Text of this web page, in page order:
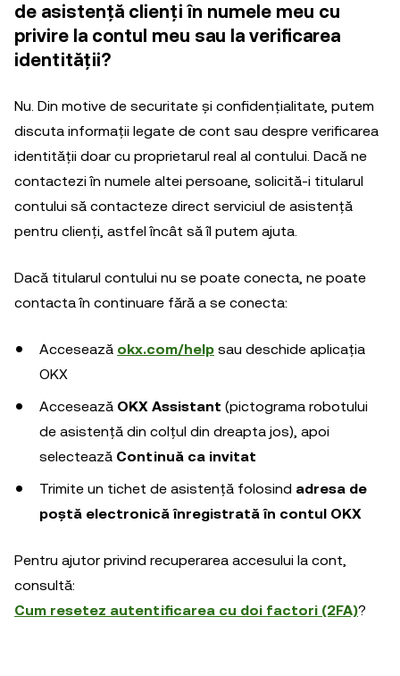
de asistență clienți în numele meu cu
privire la contul meu sau la verificarea
identității?
Nu. Din motive de securitate și confidențialitate, putem
discuta informații legate de cont sau despre verificarea
identității doar cu proprietarul real al contului. Dacă ne
contactezi în numele altei persoane, solicită-i titularul
contului să contacteze direct serviciul de asistență
pentru clienți, astfel încât să îl putem ajuta.
Dacă titularul contului nu se poate conecta, ne poate
contacta în continuare fără a se conecta:
Accesează okx.com/help sau deschide aplicația
OKX
Accesează OKX Assistant (pictograma robotului
de asistență din colțul din dreapta jos), apoi
selectează Continuă ca invitat
Trimite un tichet de asistență folosind adresa de
poștă electronică înregistrată în contul OKX
Pentru ajutor privind recuperarea accesului la cont,
consultă:
Cum resetez autentificarea cu doi factori (2FA)?